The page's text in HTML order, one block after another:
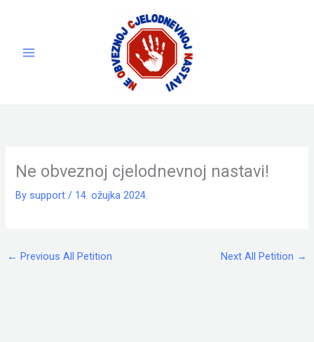
Ne obveznoj cjelodnevnoj nastavi!
By support/ 14. ožujka 2024.
← Previous All Petition Next All Petition →